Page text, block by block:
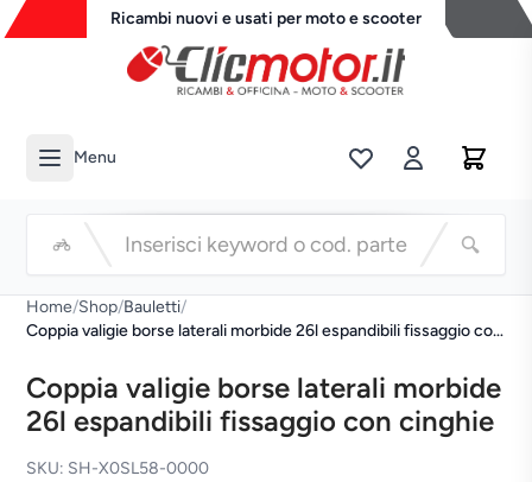
Ricambi nuovi e usati per moto e scooter
Menu
Home/Shop/Bauletti/
Coppia valigie borse laterali morbide 26l espandibili fissaggio con
Coppia valigie borse laterali morbide
26l espandibili fissaggio con cinghie
SKU: SH-X0SL58-0000